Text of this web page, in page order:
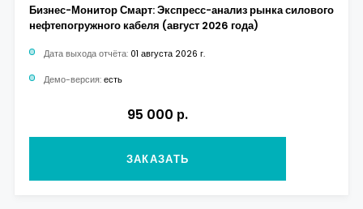
Бизнес-Монитор Смарт: Экспресс-анализ рынка силового
нефтепогружного кабеля (август 2026 года)
Дата выхода отчёта: 01 августа 2026 г.
Демо-версия: есть
95 000 р.
ЗАКАЗАТЬ